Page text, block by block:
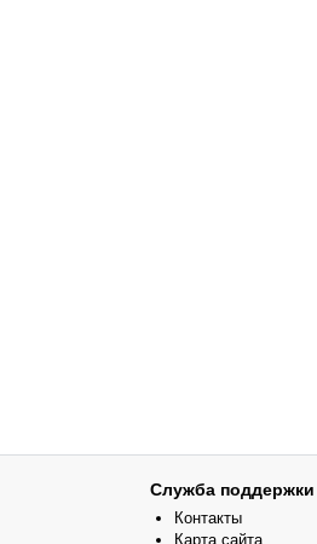
Служба поддержки
Контакты
Карта сайта